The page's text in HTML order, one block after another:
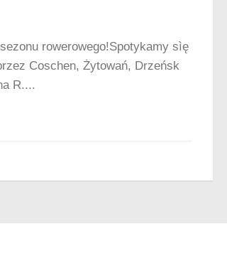
rowerowego!Spotykamy sìę
Coschen, Żytowań, Drzeńsk
R....